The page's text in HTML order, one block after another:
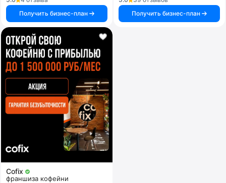
Получить бизнес-план
Получить бизнес-план
Cofix
франшиза кофейни